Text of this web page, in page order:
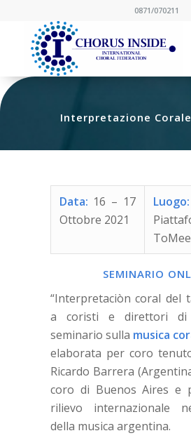
0871/070211
Interpretazione
Data: 16 – 17
Ottobre 2021
Luogo:
SEMINARIO
“Interpretaciòn coral del
a coristi e direttori
seminario sulla musica
elaborata per coro
Ricardo Barrera
coro di Buenos Aires e
rilievo internazionale
della musica argentina.